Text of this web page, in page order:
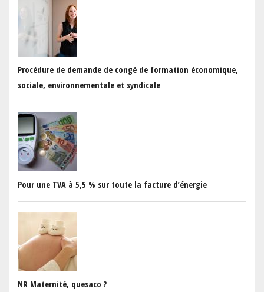
Procédure de demande de congé de formation économique,
sociale, environnementale et syndicale
Pour une TVA à 5,5 % sur toute la facture d’énergie
NR Maternité, quesaco ?